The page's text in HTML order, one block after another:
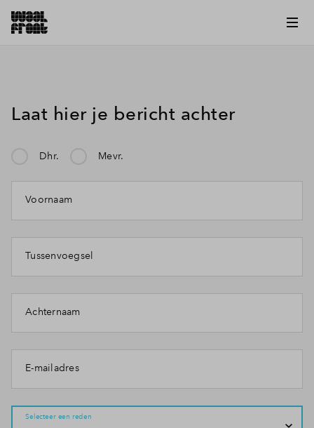
Laat hier je bericht achter
Dhr. Mevr.
Voornaam
Tussenvoegsel
Achternaam
E-mailadres
Selecteer een reden
Mijn klacht gaat over: